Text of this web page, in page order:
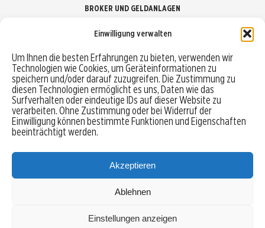
Einwilligung verwalten
Um Ihnen die besten Erfahrungen zu bieten, verwenden wir
Technologien wie Cookies, um Geräteinformationen zu
speichern und/oder darauf zuzugreifen. Die Zustimmung zu
diesen Technologien ermöglicht es uns, Daten wie das
Surfverhalten oder eindeutige IDs auf dieser Website zu
verarbeiten. Ohne Zustimmung oder bei Widerruf der
Einwilligung können bestimmte Funktionen und Eigenschaften
beeinträchtigt werden.
Akzeptieren
Ablehnen
Einstellungen anzeigen
BROKER UND GELDANLAGEN
Robo-Advisor vergleichen
Depotvergleich
Festgeld vergleichen
Tagesgeld vergleichen